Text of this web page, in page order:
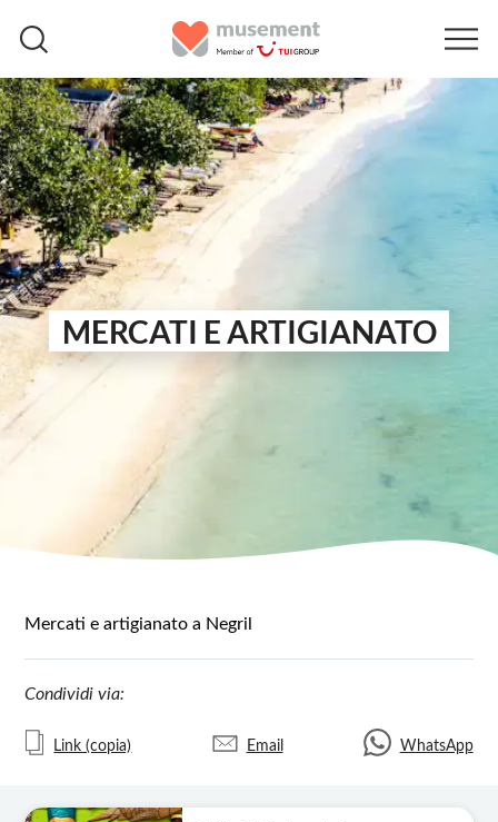
MERCATI E ARTIGIANATO
Mercati e artigianato a Negril
Condividi via:
Link (copia) Email WhatsApp